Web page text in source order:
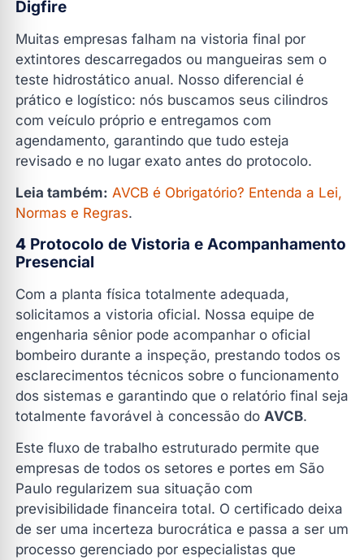
Digfire
Muitas empresas falham na vistoria final por
extintores descarregados ou mangueiras sem o
teste hidrostático anual. Nosso diferencial é
prático e logístico: nós buscamos seus cilindros
com veículo próprio e entregamos com
agendamento, garantindo que tudo esteja
revisado e no lugar exato antes do protocolo.
Leia também: AVCB é Obrigatório? Entenda a Lei,
Normas e Regras.
4 Protocolo de Vistoria e Acompanhamento
Presencial
Com a planta física totalmente adequada,
solicitamos a vistoria oficial. Nossa equipe de
engenharia sênior pode acompanhar o oficial
bombeiro durante a inspeção, prestando todos os
esclarecimentos técnicos sobre o funcionamento
dos sistemas e garantindo que o relatório final seja
totalmente favorável à concessão do AVCB.
Este fluxo de trabalho estruturado permite que
empresas de todos os setores e portes em São
Paulo regularizem sua situação com
previsibilidade financeira total. O certificado deixa
de ser uma incerteza burocrática e passa a ser um
processo gerenciado por especialistas que